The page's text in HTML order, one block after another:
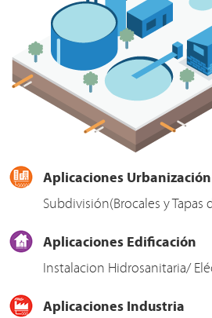
Aplicaciones Urbanización
Subdivisión(Brocales y Tapas
Aplicaciones Edificación
Instalacion Hidrosanitaria/
Aplicaciones Industria